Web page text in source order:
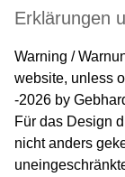
Erklärungen
Warning /
website, unless
-2026 by
Für das Design
nicht anders